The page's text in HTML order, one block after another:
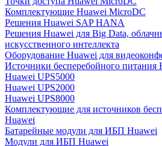
Комплектующие Huawei MicroDC
Решения Huawei SAP HANA
Решения Huawei для Big Data,
искусственного интеллекта
Оборудование Huawei для
Источники бесперебойного питания
Huawei UPS5000
Huawei UPS2000
Huawei UPS8000
Комплектующие для источников
Huawei
Батарейные модули для ИБП Huawei
Модули для ИБП Huawei